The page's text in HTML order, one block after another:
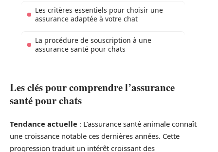
Les critères essentiels pour choisir une
assurance adaptée à votre chat
La procédure de souscription à une
assurance santé pour chats
Les clés pour comprendre l’assurance
santé pour chats
Tendance actuelle : L’assurance santé animale connaît
une croissance notable ces dernières années. Cette
progression traduit un intérêt croissant des